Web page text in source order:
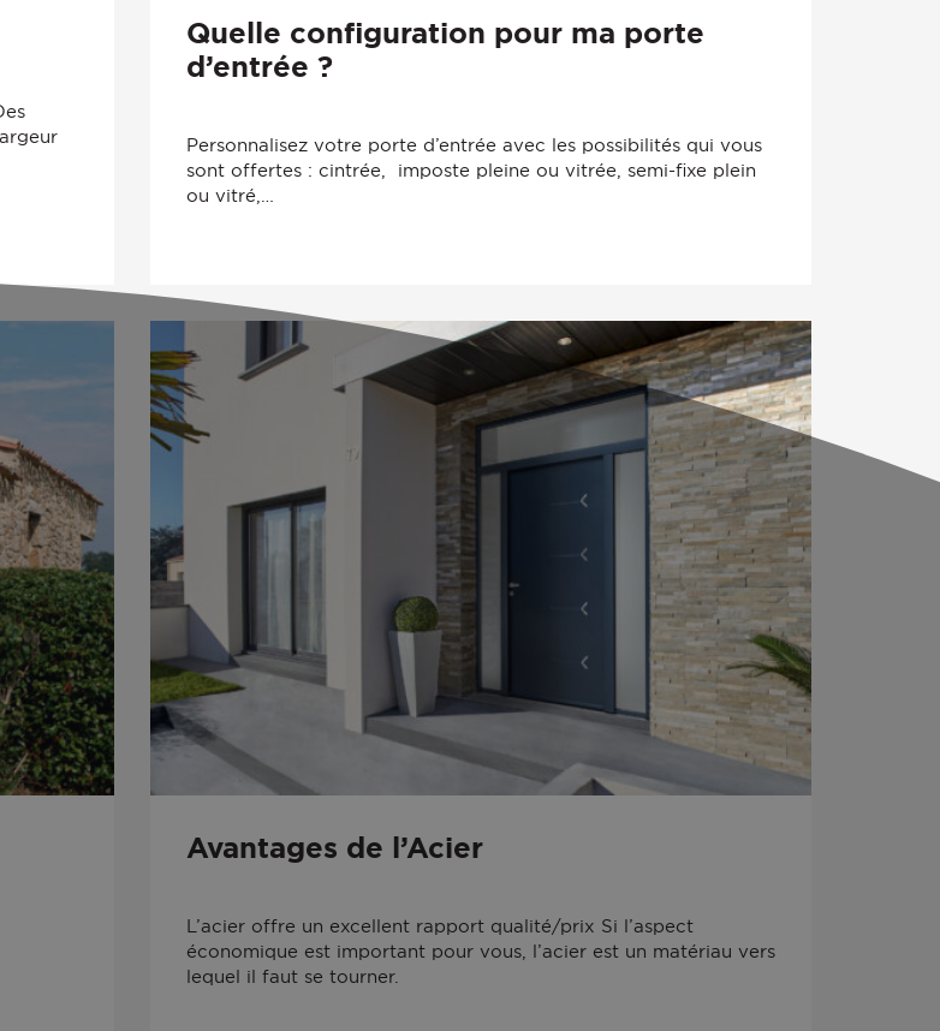
Quelle configuration pour ma porte
d’entrée ?
Personnalisez votre porte d’entrée avec les possibilités qui vous
sont offertes : cintrée, imposte pleine ou vitrée, semi-fixe plein
ou vitré,…
Avantages de l’Acier
L’acier offre un excellent rapport qualité/prix Si l’aspect
économique est important pour vous, l’acier est un matériau vers
lequel il faut se tourner.